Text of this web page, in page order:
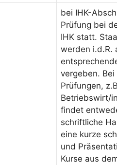
bei IHK-
Prüfung bei
IHK statt.
werden i.d.R.
vergeben.
Prüfungen,
Betriebswirt/
findet
schriftliche
eine kurze
und
Kurse aus